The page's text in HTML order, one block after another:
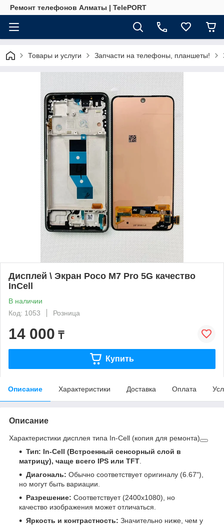
Ремонт телефонов Алматы | TelePORT
Товары и услуги Запчасти на телефоны, планшеты!
Дисплей \ Экран Poco M7 Pro 5G качество
InCell
В наличии
Код: 1053
Розница
14 000 ₸
Купить
Описание Характеристики Доставка Оплата
Описание
Характеристики дисплея типа In-Cell (копия для ремонта)
Тип: In-Cell (Встроенный сенсорный слой в
матрицу), чаще всего IPS или TFT
Диагональ: Обычно соответствует оригиналу (6.67"),
но могут быть вариации.
Разрешение: Соответствует (2400x1080), но
качество изображения может отличаться.
Яркость и контрастность: Значительно ниже, чем у